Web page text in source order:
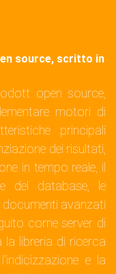
source, scritto in
open source,
motori di
principali
dei risultati,
in tempo reale, il
del database, le
documenti avanzati
come server di
libreria di ricerca
e la